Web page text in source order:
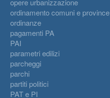
opere urbanizzazione
ordinamento comuni e province
ordinanze
pagamenti PA
PAI
parametri edilizi
parcheggi
parchi
partiti politici
PAT e PI